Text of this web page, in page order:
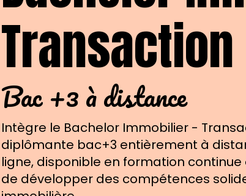
Transaction
Bac +3 à distance
Intègre le Bachelor Immobilier -
diplômante bac+3 entièrement à
ligne, disponible en formation
de développer des compétences